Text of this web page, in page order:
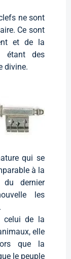
ne sont
Ce sont
et de la
étant des
divine.
qui se
à la
dernier
les
celui de la
elle
que la
le peuple